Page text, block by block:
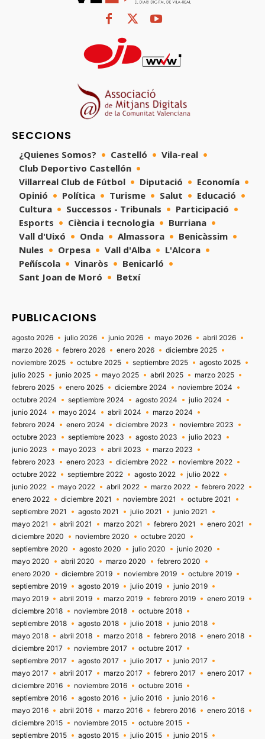
SECCIONS
¿Quienes Somos? Castelló
Vila-real
Club Deportivo Castellón
Villarreal Club de Fútbol
Diputació
Economía
Opinió
Política Turisme Salut
Educació
Cultura
Successos - Tribunals
Participació
Esports
Ciència i tecnologia
Burriana
Vall d'Uixó
Onda Almassora
Benicàssim
Nules
Orpesa Vall d'Alba
L'Alcora
Peñíscola
Vinaròs
Benicarló
Sant Joan de Moró
Betxí
PUBLICACIONS
agosto 2026 julio 2026 junio 2026 mayo 2026
abril 2026
marzo 2026
febrero 2026 enero 2026
diciembre 2025
noviembre 2025
octubre 2025 septiembre 2025
agosto 2025
julio 2025
junio 2025 mayo 2025 abril 2025
marzo 2025
febrero 2025
enero 2025 diciembre 2024
noviembre 2024
octubre 2024
septiembre 2024 agosto 2024
julio 2024
junio 2024
mayo 2024 abril 2024
marzo 2024
febrero 2024
enero 2024 diciembre 2023
noviembre 2023
octubre 2023
septiembre 2023 agosto 2023
julio 2023
junio 2023
mayo 2023 abril 2023
marzo 2023
febrero 2023
enero 2023 diciembre 2022
noviembre 2022
octubre 2022
septiembre 2022 agosto 2022
julio 2022
junio 2022
mayo 2022 abril 2022 marzo 2022
febrero 2022
enero 2022
diciembre 2021 noviembre 2021
octubre 2021
septiembre 2021
agosto 2021 julio 2021
junio 2021
mayo 2021
abril 2021 marzo 2021 febrero 2021
enero 2021
diciembre 2020
noviembre 2020
octubre 2020
septiembre 2020
agosto 2020 julio 2020
junio 2020
mayo 2020
abril 2020 marzo 2020
febrero 2020
enero 2020
diciembre 2019 noviembre 2019
octubre 2019
septiembre 2019
agosto 2019 julio 2019
junio 2019
mayo 2019
abril 2019 marzo 2019 febrero 2019
enero 2019
diciembre 2018
noviembre 2018
octubre 2018
septiembre 2018
agosto 2018 julio 2018
junio 2018
mayo 2018
abril 2018 marzo 2018 febrero 2018
enero 2018
diciembre 2017
noviembre 2017
octubre 2017
septiembre 2017
agosto 2017 julio 2017
junio 2017
mayo 2017
abril 2017 marzo 2017 febrero 2017
enero 2017
diciembre 2016
noviembre 2016
octubre 2016
septiembre 2016
agosto 2016 julio 2016
junio 2016
mayo 2016
abril 2016 marzo 2016 febrero 2016
enero 2016
diciembre 2015
noviembre 2015
octubre 2015
septiembre 2015
agosto 2015 julio 2015 junio 2015